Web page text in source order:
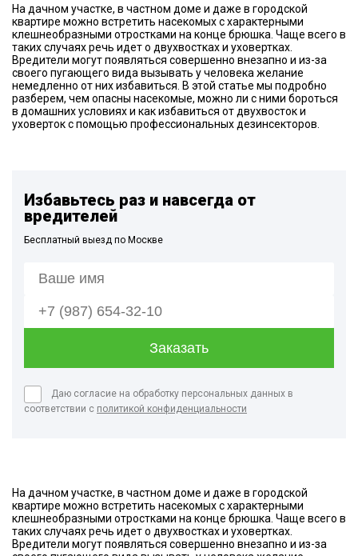
На дачном участке, в частном доме и даже в городской
квартире можно встретить насекомых с характерными
клешнеобразными отростками на конце брюшка. Чаще всего в
таких случаях речь идет о двухвостках и уховертках.
Вредители могут появляться совершенно внезапно и из-за
своего пугающего вида вызывать у человека желание
немедленно от них избавиться. В этой статье мы подробно
разберем, чем опасны насекомые, можно ли с ними бороться
в домашних условиях и как избавиться от двухвосток и
уховерток с помощью профессиональных дезинсекторов.
Избавьтесь раз и навсегда от
вредителей
Бесплатный выезд по Москве
Даю согласие на обработку персональных данных в
соответствии с политикой конфиденциальности
На дачном участке, в частном доме и даже в городской
квартире можно встретить насекомых с характерными
клешнеобразными отростками на конце брюшка. Чаще всего в
таких случаях речь идет о двухвостках и уховертках.
Вредители могут появляться совершенно внезапно и из-за